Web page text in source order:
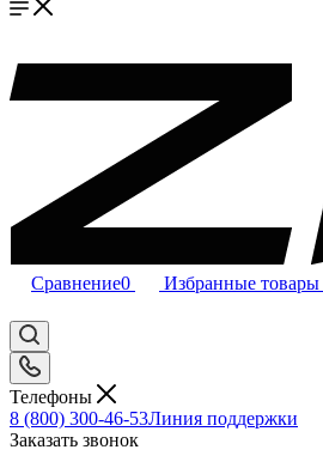
Сравнение0 Избранные товары
Телефоны
8 (800) 300-46-53Линия поддержки
Заказать звонок